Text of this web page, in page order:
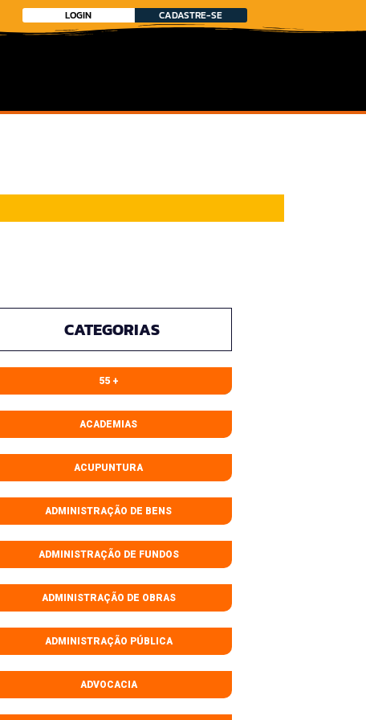
LOGIN CADASTRE-SE
CATEGORIAS
55 +
ACADEMIAS
ACUPUNTURA
ADMINISTRAÇÃO DE BENS
ADMINISTRAÇÃO DE FUNDOS
ADMINISTRAÇÃO DE OBRAS
ADMINISTRAÇÃO PÚBLICA
ADVOCACIA